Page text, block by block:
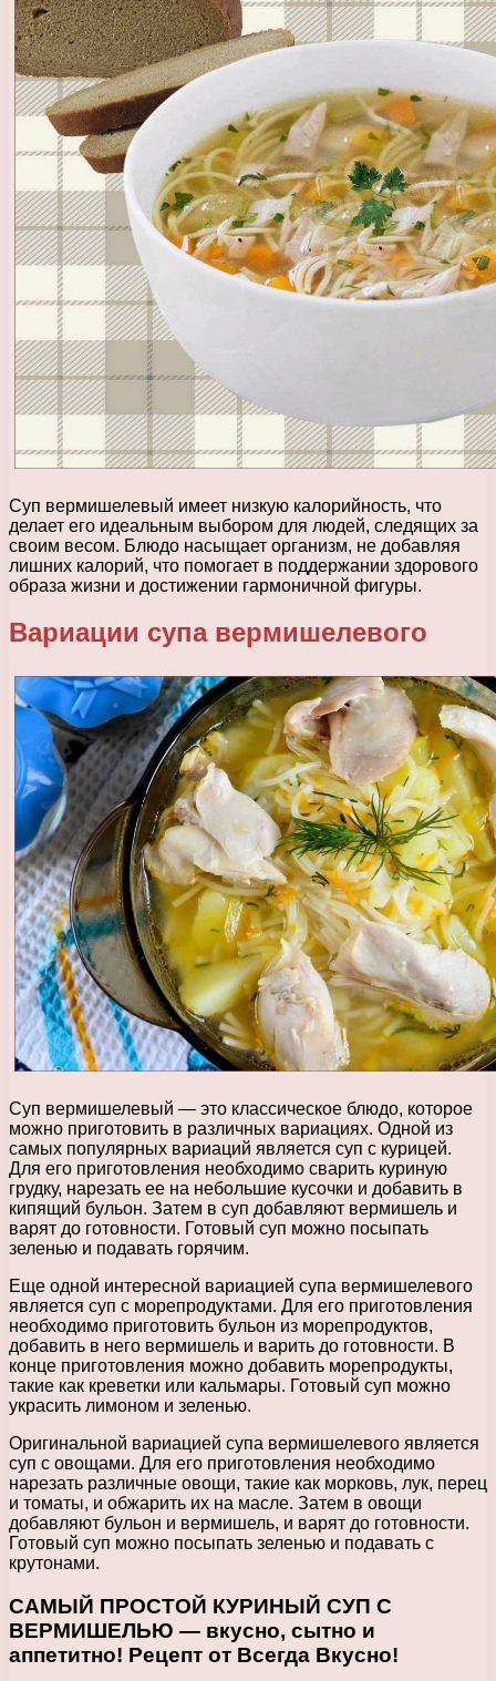
Суп вермишелевый имеет низкую калорийность, что
делает его идеальным выбором для людей, следящих за
своим весом. Блюдо насыщает организм, не добавляя
лишних калорий, что помогает в поддержании здорового
образа жизни и достижении гармоничной фигуры.
Вариации супа вермишелевого
Суп вермишелевый — это классическое блюдо, которое
можно приготовить в различных вариациях. Одной из
самых популярных вариаций является суп с курицей.
Для его приготовления необходимо сварить куриную
грудку, нарезать ее на небольшие кусочки и добавить в
кипящий бульон. Затем в суп добавляют вермишель и
варят до готовности. Готовый суп можно посыпать
зеленью и подавать горячим.
Еще одной интересной вариацией супа вермишелевого
является суп с морепродуктами. Для его приготовления
необходимо приготовить бульон из морепродуктов,
добавить в него вермишель и варить до готовности. В
конце приготовления можно добавить морепродукты,
такие как креветки или кальмары. Готовый суп можно
украсить лимоном и зеленью.
Оригинальной вариацией супа вермишелевого является
суп с овощами. Для его приготовления необходимо
нарезать различные овощи, такие как морковь, лук, перец
и томаты, и обжарить их на масле. Затем в овощи
добавляют бульон и вермишель, и варят до готовности.
Готовый суп можно посыпать зеленью и подавать с
крутонами.
САМЫЙ ПРОСТОЙ КУРИНЫЙ СУП С
ВЕРМИШЕЛЬЮ — вкусно, сытно и
аппетитно! Рецепт от Всегда Вкусно!